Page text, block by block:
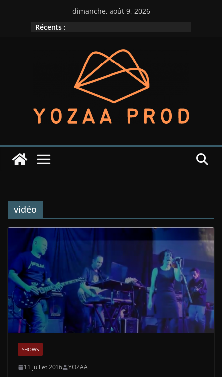
dimanche, août 9, 2026
Récents :
vidéo
SHOWS
11 juillet 2016 YOZAA